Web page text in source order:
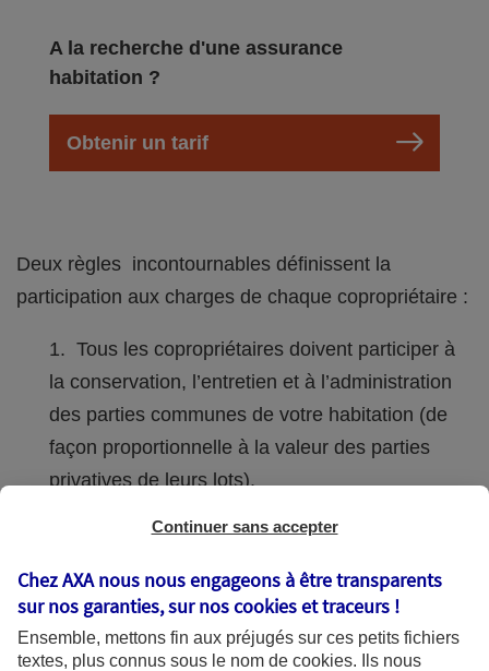
A la recherche d'une assurance
habitation ?
Obtenir un tarif
Deux règles incontournables définissent la
participation aux charges de chaque copropriétaire :
Tous les copropriétaires doivent participer à
la conservation, l’entretien et à l’administration
des parties communes de votre habitation (de
façon proportionnelle à la valeur des parties
privatives de leurs lots).
Seuls les copropriétaires qui ont l’utilité des
d’équipements communs participent aux
charges qui en découlent. Par exemple, si
l’ascenseur ne dessert que les étages
Continuer sans accepter
Chez AXA nous nous engageons à être transparents
sur nos garanties, sur noscookies et traceurs !
Ensemble, mettons fin aux préjugés sur ces petits fichiers
textes, plus connus sous le nom de cookies. Ils nous